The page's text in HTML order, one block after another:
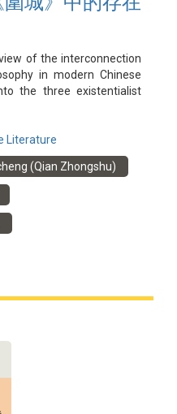
of the interconnection
in modern Chinese
the three existentialist
(1947), a philosophical
and philosophy. The
a fortress besieged, will
several philosophical
and limitations of human
talk concludes with a
of this novel in
“fortress besieged”
referring to one’s
University)
Hong Kong
Literature
(Qian Zhongshu)